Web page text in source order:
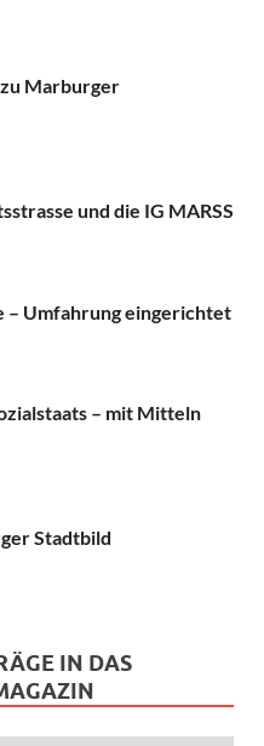
Marburger
und die IG MARSS
­– Umfahrung eingerichtet
– mit Mitteln
Stadtbild
IN DAS